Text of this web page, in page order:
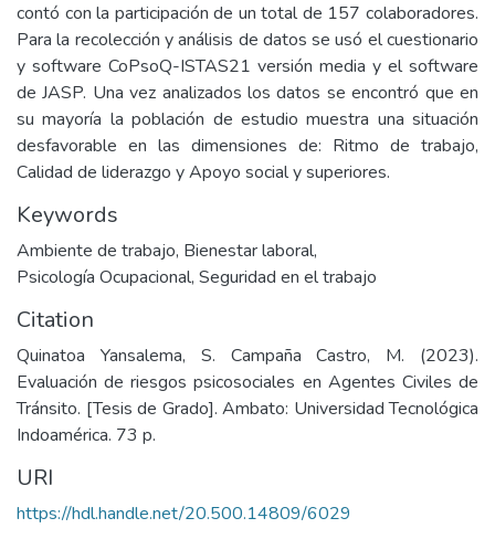
contó con la participación de un total de 157 colaboradores.
Para la recolección y análisis de datos se usó el cuestionario
y software CoPsoQ-ISTAS21 versión media y el software
de JASP. Una vez analizados los datos se encontró que en
su mayoría la población de estudio muestra una situación
desfavorable en las dimensiones de: Ritmo de trabajo,
Calidad de liderazgo y Apoyo social y superiores.
Keywords
Ambiente de trabajo, Bienestar laboral,
Psicología Ocupacional, Seguridad en el trabajo
Citation
Quinatoa Yansalema, S. Campaña Castro, M. (2023).
Evaluación de riesgos psicosociales en Agentes Civiles de
Tránsito. [Tesis de Grado]. Ambato: Universidad Tecnológica
Indoamérica. 73 p.
URI
https://hdl.handle.net/20.500.14809/6029